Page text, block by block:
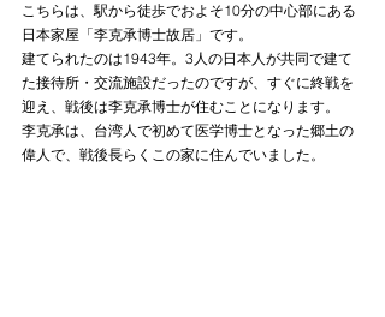
こちらは、駅から徒歩でおよそ10分の中心部にある
日本家屋「李克承博士故居」です。
建てられたのは1943年。3人の日本人が共同で建て
た接待所・交流施設だったのですが、すぐに終戦を
迎え、戦後は李克承博士が住むことになります。
李克承は、台湾人で初めて医学博士となった郷土の
偉人で、戦後長らくこの家に住んでいました。